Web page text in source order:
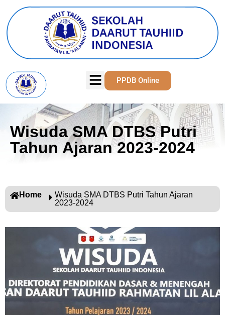
PPDB Online
Wisuda SMA DTBS Putri
Tahun Ajaran 2023-2024
Home
Wisuda SMA DTBS Putri Tahun Ajaran
2023-2024